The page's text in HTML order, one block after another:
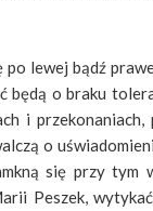
lewej bądź
będą o braku
i
o
się przy tym
Peszek, wytykać